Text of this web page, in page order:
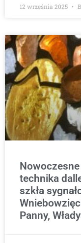
12 września 2025
technika
szkła
Panny,